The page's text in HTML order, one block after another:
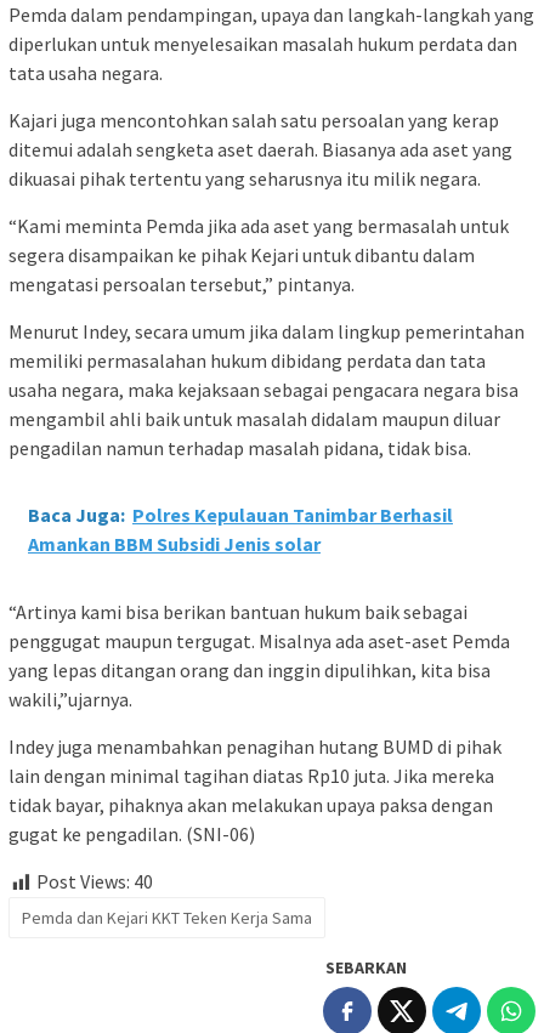
Pemda dalam pendampingan, upaya dan langkah-langkah yang
diperlukan untuk menyelesaikan masalah hukum perdata dan
tata usaha negara.
Kajari juga mencontohkan salah satu persoalan yang kerap
ditemui adalah sengketa aset daerah. Biasanya ada aset yang
dikuasai pihak tertentu yang seharusnya itu milik negara.
“Kami meminta Pemda jika ada aset yang bermasalah untuk
segera disampaikan ke pihak Kejari untuk dibantu dalam
mengatasi persoalan tersebut,” pintanya.
Menurut Indey, secara umum jika dalam lingkup pemerintahan
memiliki permasalahan hukum dibidang perdata dan tata
usaha negara, maka kejaksaan sebagai pengacara negara bisa
mengambil ahli baik untuk masalah didalam maupun diluar
pengadilan namun terhadap masalah pidana, tidak bisa.
Baca Juga: Polres Kepulauan Tanimbar Berhasil
Amankan BBM Subsidi Jenis solar
“Artinya kami bisa berikan bantuan hukum baik sebagai
penggugat maupun tergugat. Misalnya ada aset-aset Pemda
yang lepas ditangan orang dan inggin dipulihkan, kita bisa
wakili,”ujarnya.
Indey juga menambahkan penagihan hutang BUMD di pihak
lain dengan minimal tagihan diatas Rp10 juta. Jika mereka
tidak bayar, pihaknya akan melakukan upaya paksa dengan
gugat ke pengadilan. (SNI-06)
Post Views: 40
Pemda dan Kejari KKT Teken Kerja Sama
SEBARKAN